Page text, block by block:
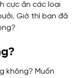
cực ăn các loại
Giờ thì bạn đã
không? Muốn